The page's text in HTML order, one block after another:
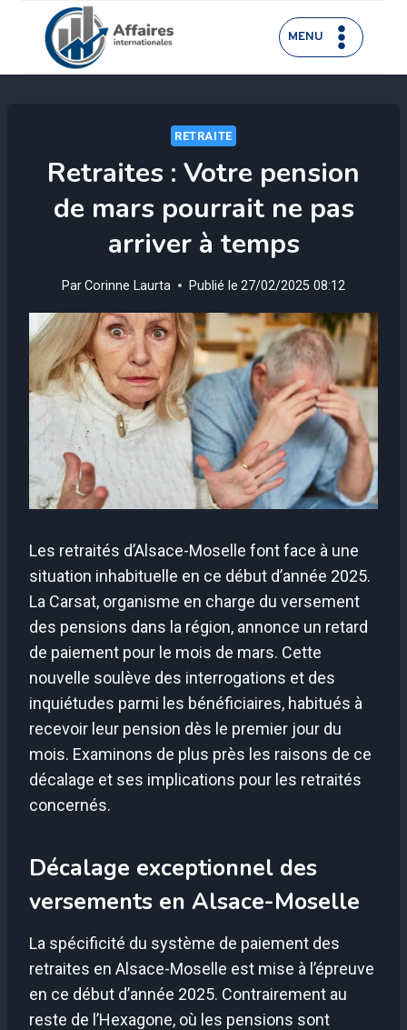
contenu
MENU
RETRAITE
Retraites : Votre pension
de mars pourrait ne pas
arriver à temps
ParCorinne Laurta Publié le 27/02/2025 08:12
Les retraités d’Alsace-Moselle font face à une
situation inhabituelle en ce début d’année 2025.
La Carsat, organisme en charge du versement
des pensions dans la région, annonce un retard
de paiement pour le mois de mars. Cette
nouvelle soulève des interrogations et des
inquiétudes parmi les bénéficiaires, habitués à
recevoir leur pension dès le premier jour du
mois. Examinons de plus près les raisons de ce
décalage et ses implications pour les retraités
concernés.
Décalage exceptionnel des
versements en Alsace-Moselle
La spécificité du système de paiement des
retraites en Alsace-Moselle est mise à l’épreuve
en ce début d’année 2025. Contrairement au
reste de l’Hexagone, où les pensions sont